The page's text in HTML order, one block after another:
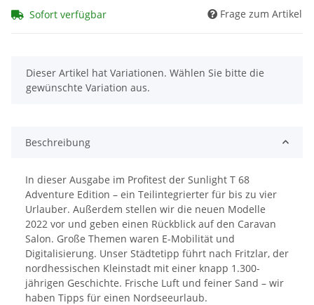
Sofort verfügbar Frage zum Artikel
x
Dieser Artikel hat Variationen. Wählen Sie bitte die
gewünschte Variation aus.
Beschreibung
In dieser Ausgabe im Profitest der Sunlight T 68
Adventure Edition – ein Teilintegrierter für bis zu vier
Urlauber. Außerdem stellen wir die neuen Modelle
2022 vor und geben einen Rückblick auf den Caravan
Salon. Große Themen waren E-Mobilität und
Digitalisierung. Unser Städtetipp führt nach Fritzlar, der
nordhessischen Kleinstadt mit einer knapp 1.300-
jährigen Geschichte. Frische Luft und feiner Sand – wir
haben Tipps für einen Nordseeurlaub.